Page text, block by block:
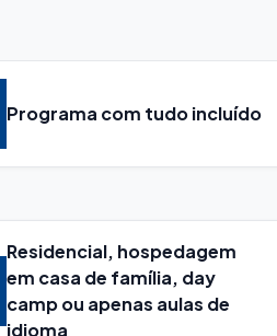
Programa com tudo incluído
Residencial, hospedagem
em casa de família, day
camp ou apenas aulas de
idioma